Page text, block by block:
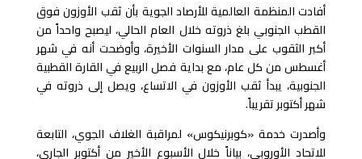
أفادت المنظمة العالمية للأرصاد الجوية بأن ثقب الأوزون فوق
القطب الجنوبي بلغ ذروته خلال العام الحالي، ليصبح واحداً من
أكبر الثقوب على مدار السنوات الأخيرة، وأوضحت أنه في شهر
أغسطس من كل عام، مع بداية فصل الربيع في القارة القطبية
الجنوبية، يبدأ ثقب الأوزون في الاتساع، ويصل إلى ذروته في
شهر أكتوبر تقريباً.
وأصدرت خدمة «كوبرنيكوس» لمراقبة الغلاف الجوي، التابعة
للاتحاد الأوروبي، بياناً خلال الأسبوع الأخير من أكتوبر الجاري،